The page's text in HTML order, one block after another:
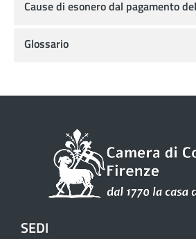
Cause di esonero dal pagamento
Glossario
SEDI